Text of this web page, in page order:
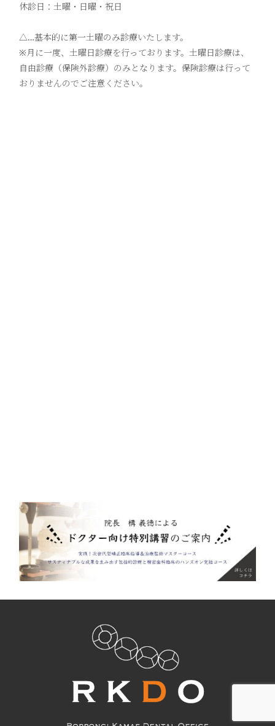
休診日：土曜・日曜・祝日
△…基本的に第一土曜のみ診療いたします。
※月に一度、土曜日診療を行っております。土曜日診療は、
自由診療（保険外診療）のみとなります。保険診療は行って
おりませんのでご注意ください。